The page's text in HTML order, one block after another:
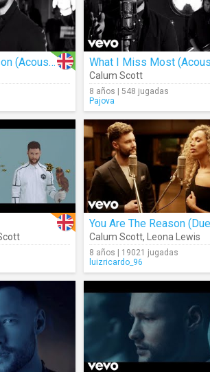
You Are The Reason (Acoustic) What I Miss Most
Calum Scott
8 años | 548 jugadas
Pajova
Calum Scott, Leona Lewis
8 años | 19021 jugadas
luizricardo_96